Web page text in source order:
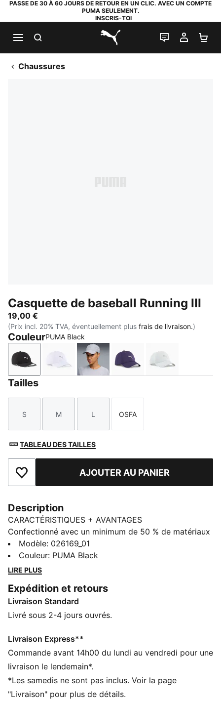
PASSE DE 30 À 60 JOURS DE RETOUR EN UN CLIC. AVEC UN COMPTE
PUMA SEULEMENT.
INSCRIS-TOI
PUMA.com
LIVE CHAT
MON
Chaussures
Casquette de baseball Running III
19,00 €
(Prix incl. 20% TVA, éventuellement plus frais de livraison.)
CouleurPUMA Black
PUMA BlackPUMA WhiteVibrant SilverDeep PlumCréme De Mint
Tailles
Taille
S
Taille
M
Taille
L
Taille
OSFA
TABLEAU DES TAILLES
Ajouter aux favorisAJOUTER AU PANIER
Description
CARACTÉRISTIQUES + AVANTAGES
Confectionné avec un minimum de 50 % de matériaux
recyclés
dryCELL : la technologie PUMA évacue l’humidité du
corps pour te protéger de la transpiration pendant tes
DÉTAILS
Casquette style baseball
Bande de propreté pour évacuer l’humidité
Logo PUMA Cat sur le devant
Détails brandés PUMA
Modèle: 026169_01
Couleur: PUMA Black
LIRE PLUS
Expédition et retours
Livraison Standard
Livré sous 2-4 jours ouvrés.
Livraison Express**
Commande avant 14h00 du lundi au vendredi pour une
livraison le lendemain*.
*Les samedis ne sont pas inclus. Voir la page
"Livraison" pour plus de détails.